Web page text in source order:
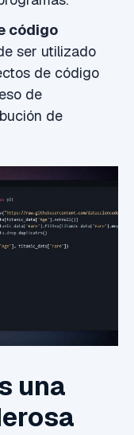
código
ser utilizado
de código
de
de
una